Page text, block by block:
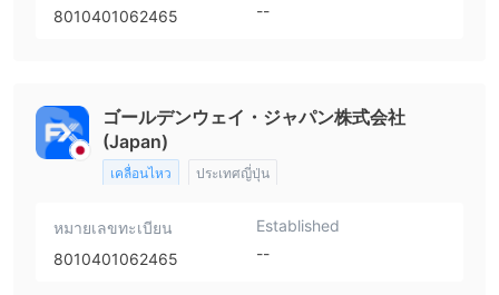
8010401062465
--
ゴールデンウェイ・ジャパン株式会社
(Japan)
เคลื่อนไหว ประเทศญี่ปุ่น
หมายเลขทะเบียน
8010401062465
Established
--